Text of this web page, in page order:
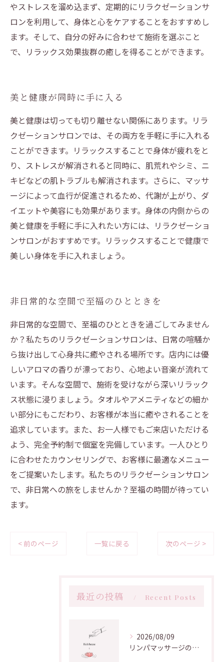
やストレスを溜め込まず、定期的にリラクゼーションサ
ロンを利用して、身体と心をケアすることをおすすめし
ます。そして、自分の好みに合わせて施術を選ぶこと
で、リラックス効果抜群の癒しを得ることができます。
美と健康が同時に手に入る
美と健康は切っても切り離せない関係にあります。リラ
クゼーションサロンでは、その両方を手軽に手に入れる
ことができます。リラックスすることで身体が疲れをと
り、ストレスが解消されると同時に、肌荒れやシミ、ニ
キビなどの肌トラブルも解消されます。さらに、マッサ
ージによって血行が促進されるため、代謝が上がり、ダ
イエットや美容にも効果があります。身体の内側からの
美と健康を手軽に手に入れたい方には、リラクゼーショ
ンサロンがおすすめです。リラックスすることで健康で
美しい身体を手に入れましょう。
非日常的な空間で至福のひとときを
非日常的な空間で、至福のひとときを過ごしてみません
か？私たちのリラクゼーションサロンは、日常の喧騒か
ら抜け出して心身共に癒やされる場所です。店内には優
しいアロマの香りが漂っており、心地よい音楽が流れて
います。そんな空間で、施術を受けながら深いリラック
ス状態に浸りましょう。タオルやアメニティなどの細か
い部分にもこだわり、お客様が本当に癒やされることを
追求しています。また、お一人様でもご来店いただける
よう、完全予約制で個室を完備しています。一人ひとり
に合わせたカウンセリングで、お客様に最適なメニュー
をご提案いたします。私たちのリラクゼーションサロン
で、非日常への旅をしませんか？至福の時間が待ってい
ます。
< 前のページ 一覧に戻る 次のページ >
最近の投稿 Recent Posts
2026/08/09
リンパマッサージのプロセス全解説と正しい順番や安全なやり方のポイント